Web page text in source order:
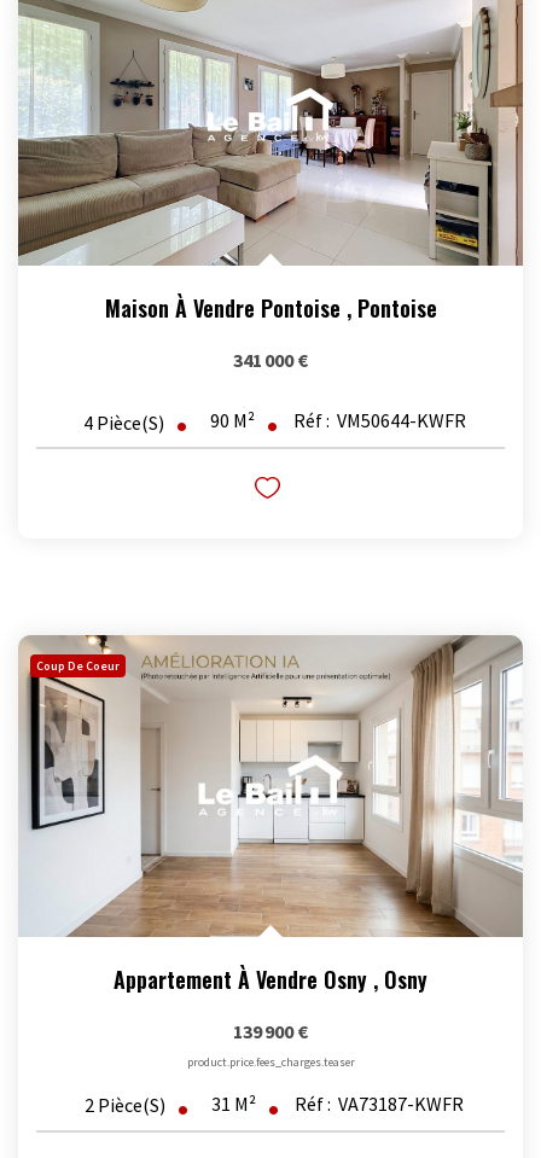
Maison À Vendre Pontoise , Pontoise
341 000 €
4 Pièce(s) 90 M² Réf : VM50644-KWFR
Coup De Coeur
Appartement À Vendre Osny , Osny
139 900 €
product.price.fees_charges.teaser
2 Pièce(s) 31 M² Réf : VA73187-KWFR